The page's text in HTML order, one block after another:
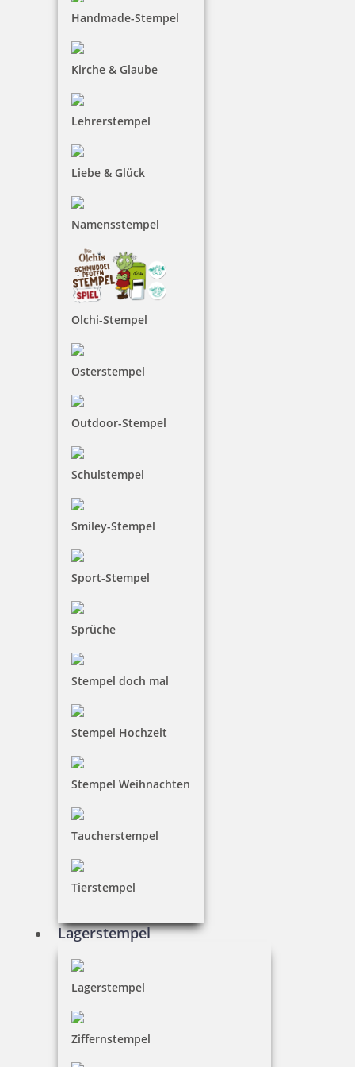
Handmade-Stempel
Kirche & Glaube
Lehrerstempel
Liebe & Glück
Namensstempel
Olchi-Stempel
Osterstempel
Outdoor-Stempel
Schulstempel
Smiley-Stempel
Sport-Stempel
Sprüche
Stempel doch mal
Stempel Hochzeit
Stempel Weihnachten
Taucherstempel
Tierstempel
Lagerstempel
Lagerstempel
Ziffernstempel
Trodat Professional 5430/L 4.0 Datumstempel blau/rot mit
Lagertext
Trodat Office Professional Ausfertigung
Trodat Professional 5460/L1 4.0 Datumstempel blau/rot mit Text
Eingegangen